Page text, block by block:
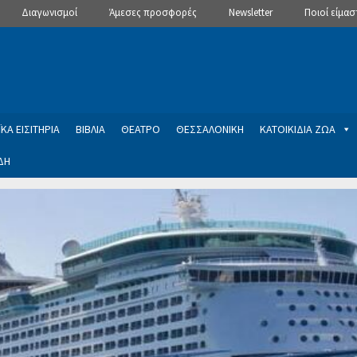
Διαγωνισμοί Άμεσες προσφορές Newsletter Ποιοί
ΕΙΣΙΤΗΡΙΑ ΒΙΒΛΙΑ ΘΕΑΤΡΟ ΘΕΣΣΑΛΟΝΙΚΗ ΚΑΤΟΙΚΙΔΙΑ ΖΩΑ
Newsletter
εγγραφής στο Newsletter του Dealistas.grΕπικοινωνία